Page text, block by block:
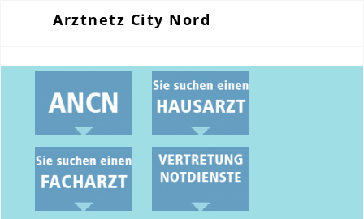
Arztnetz City Nord